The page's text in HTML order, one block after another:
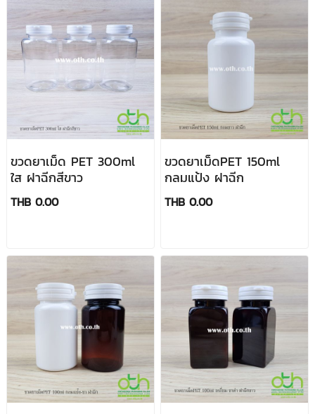
ขวดยาเม็ด PET 300ml
ใส ฝาฉีกสีขาว
THB 0.00
ขวดยาเม็ดPET 150ml
กลมแป้ง ฝาฉีก
THB 0.00